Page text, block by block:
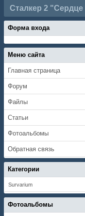
Сталкер 2
Форма входа
Меню сайта
Главная страница
Форум
Файлы
Статьи
Фотоальбомы
Обратная связь
Категории
Survarium
Фотоальбомы